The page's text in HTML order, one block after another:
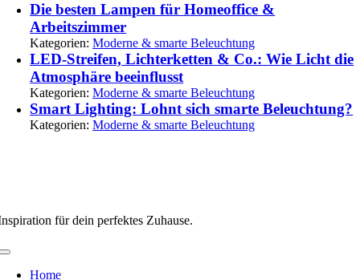
Die besten Lampen für Homeoffice &
Arbeitszimmer
Kategorien:Moderne & smarte Beleuchtung
LED-Streifen, Lichterketten & Co.: Wie Licht die
Atmosphäre beeinflusst
Kategorien:Moderne & smarte Beleuchtung
Smart Lighting: Lohnt sich smarte Beleuchtung?
Kategorien:Moderne & smarte Beleuchtung
für dein perfektes Zuhause.
Toggle
NavigationHome